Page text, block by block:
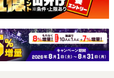
て】
配送日数などにより異なります